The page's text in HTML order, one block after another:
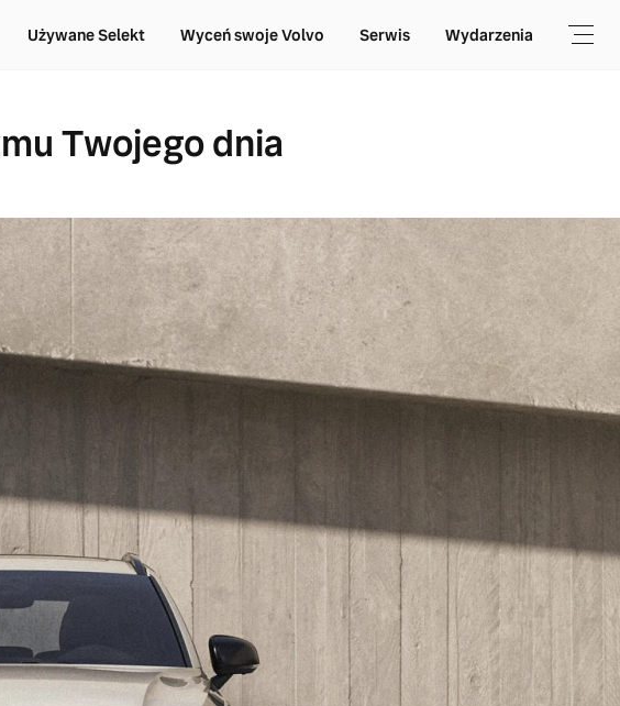
Używane Selekt Wyceń swoje Volvo Serwis Wydarzenia
Twojego dnia